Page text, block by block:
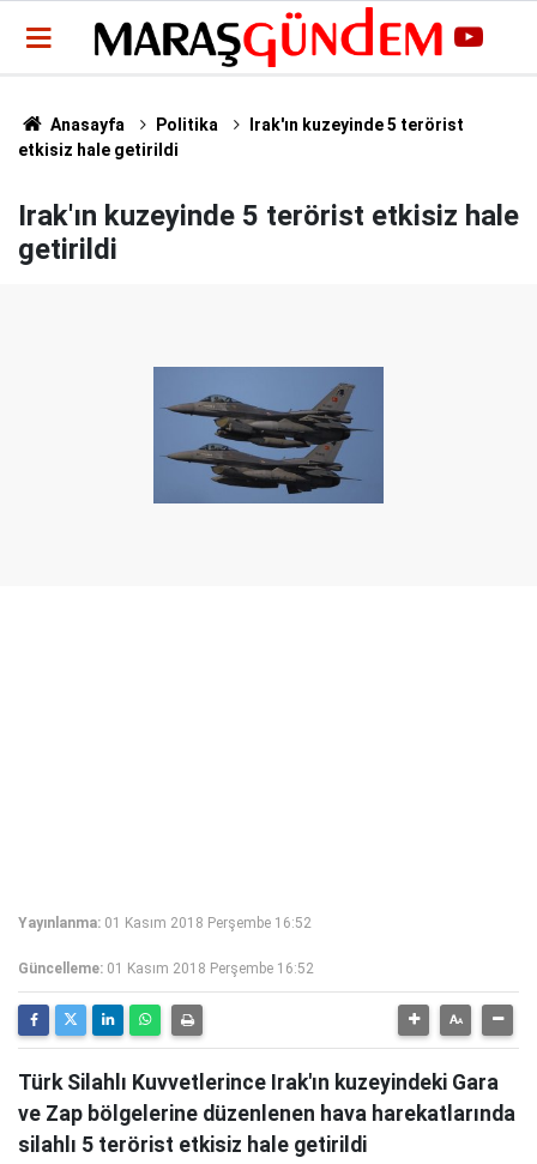
Anasayfa Politika
Irak'ın kuzeyinde 5 terörist
etkisiz hale getirildi
Irak'ın kuzeyinde 5 terörist etkisiz hale
getirildi
Yayınlanma: 01 Kasım 2018 Perşembe 16:52
Güncelleme: 01 Kasım 2018 Perşembe 16:52
Türk Silahlı Kuvvetlerince Irak'ın kuzeyindeki Gara
ve Zap bölgelerine düzenlenen hava harekatlarında
silahlı 5 terörist etkisiz hale getirildi